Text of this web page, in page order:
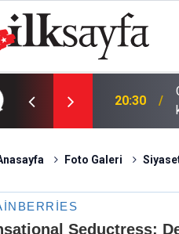
Villarreal maçı
20:30
Foto Galeri